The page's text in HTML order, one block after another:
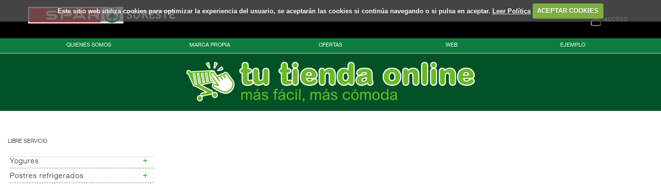
Este sitio web utiliza cookies para optimizar la experiencia del usuario, se aceptarán las cookies si continúa navegando o si pulsa en aceptar. Leer Política ACEPTAR COOKIES
ACCESO
QUIENES SOMOS MARCA PROPIA OFERTAS WEB EJEMPLO
LIBRE SERVICIO
Yogures +
Yogures
Postres refrigerados +